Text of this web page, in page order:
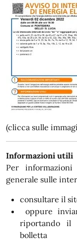
(clicca sulle
Informazioni utili
Per
generale sulle
consultare il
oppure
riportando il
bolletta